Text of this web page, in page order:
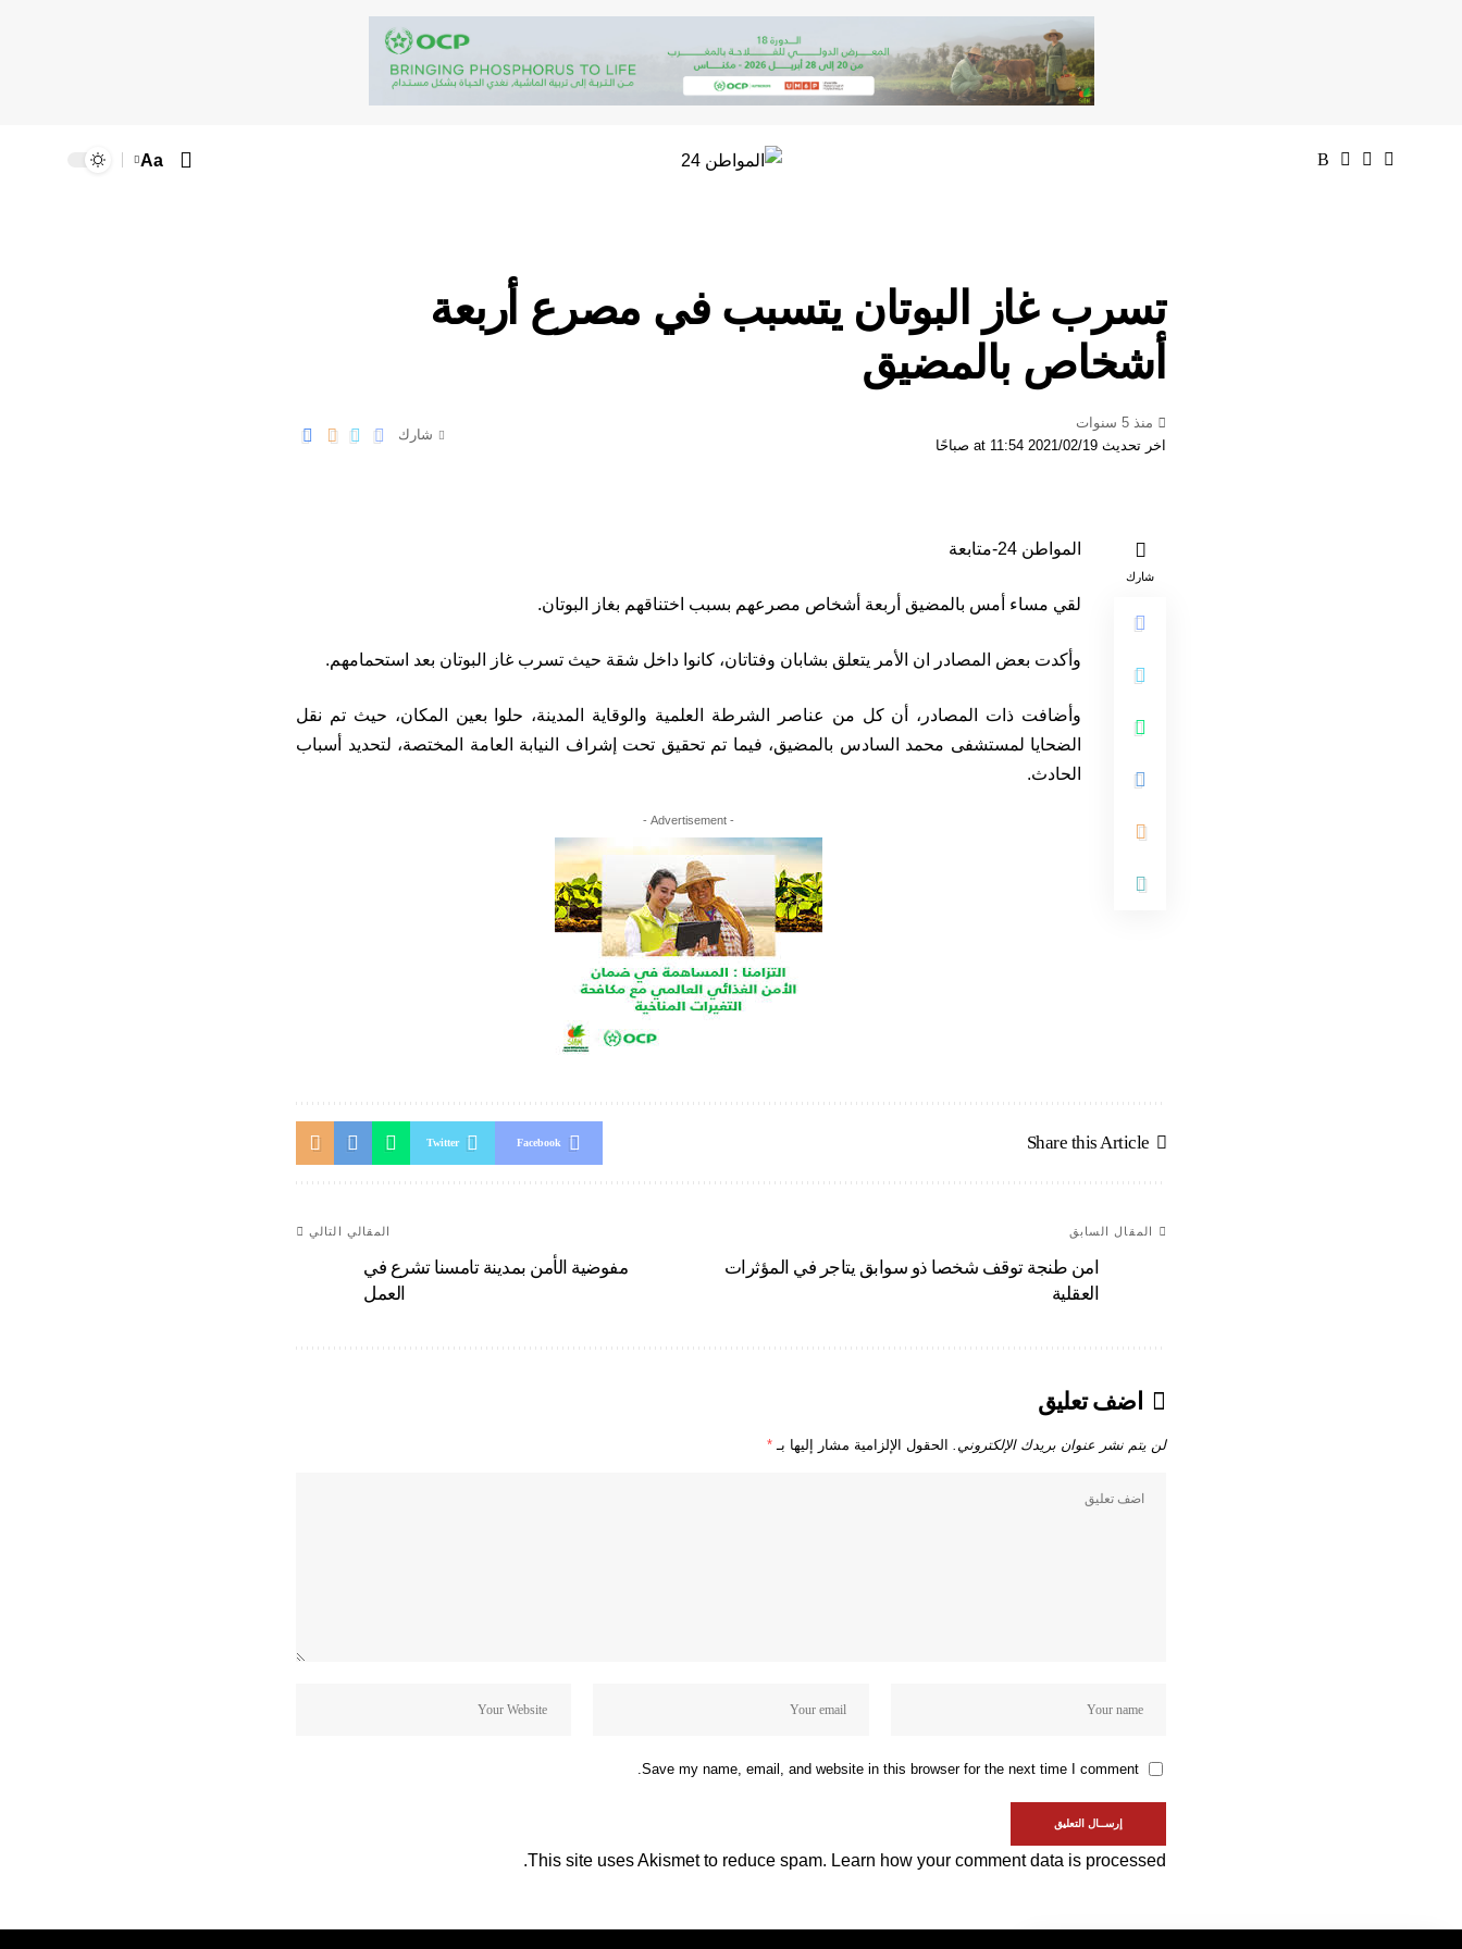
Aa
تسرب غاز البوتان يتسبب في مصرع أربعة
أشخاص بالمضيق
اخر تحديث 2021/02/19 at 11:54 صباحًا
منذ 5 سنوات
شارك
شارك
المواطن 24-متابعة
لقي مساء أمس بالمضيق أربعة أشخاص مصرعهم بسبب اختناقهم بغاز البوتان.
وأكدت بعض المصادر ان الأمر يتعلق بشابان وفتاتان، كانوا داخل شقة حيث تسرب غاز البوتان بعد استحمامهم.
وأضافت ذات المصادر، أن كل من عناصر الشرطة العلمية والوقاية المدينة، حلوا بعين المكان، حيث تم نقل
الضحايا لمستشفى محمد السادس بالمضيق، فيما تم تحقيق تحت إشراف النيابة العامة المختصة، لتحديد أسباب
الحادث.
- Advertisement -
Share this Article
Facebook
Twitter
المقال السابق
امن طنجة توقف شخصا ذو سوابق يتاجر في المؤثرات
العقلية
المقالي التالي
مفوضية الأمن بمدينة تامسنا تشرع في
العمل
اضف تعليق
لن يتم نشر عنوان بريدك الإلكتروني. الحقول الإلزامية مشار إليها بـ *
Save my name, email, and website in this browser for the next time I comment.
This site uses Akismet to reduce spam. Learn how your comment data is processed.